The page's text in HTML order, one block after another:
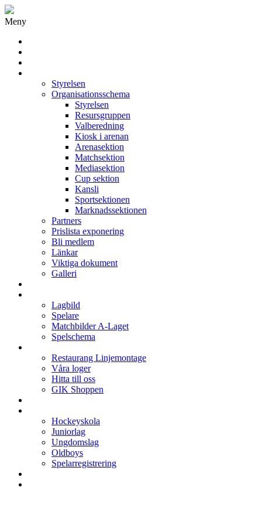
Meny
Styrelsen
Organisationsschema
Styrelsen
Resursgruppen
Valberedning
Kiosk i arenan
Arenasektion
Matchsektion
Mediasektion
Cup sektion
Kansli
Sportsektionen
Marknadssektionen
Partners
Prislista exponering
Bli medlem
Länkar
Viktiga dokument
Galleri
Lagbild
Spelare
Matchbilder A-Laget
Spelschema
Restaurang Linjemontage
Våra loger
Hitta till oss
GIK Shoppen
Hockeyskola
Juniorlag
Ungdomslag
Oldboys
Spelarregistrering